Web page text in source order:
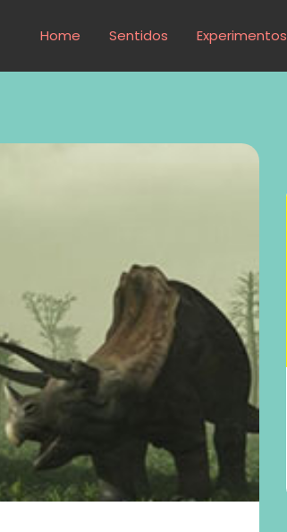
Home Sentidos Experimentos